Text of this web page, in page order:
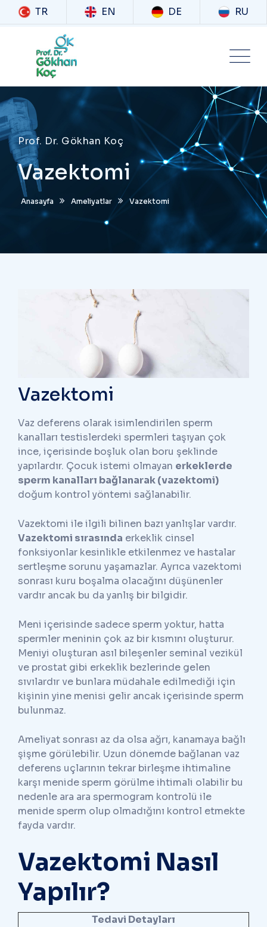
TR EN DE RU
Prof. Dr. Gökhan Koç
Vazektomi
Anasayfa Ameliyatlar Vazektomi
Vazektomi
Vaz deferens olarak isimlendirilen sperm
kanalları testislerdeki spermleri taşıyan çok
ince, içerisinde boşluk olan boru şeklinde
yapılardır. Çocuk istemi olmayan erkeklerde
sperm kanalları bağlanarak (vazektomi)
doğum kontrol yöntemi sağlanabilir.
Vazektomi ile ilgili bilinen bazı yanlışlar vardır.
Vazektomi sırasında erkeklik cinsel
fonksiyonlar kesinlikle etkilenmez ve hastalar
sertleşme sorunu yaşamazlar. Ayrıca vazektomi
sonrası kuru boşalma olacağını düşünenler
vardır ancak bu da yanlış bir bilgidir.
Meni içerisinde sadece sperm yoktur, hatta
spermler meninin çok az bir kısmını oluşturur.
Meniyi oluşturan asıl bileşenler seminal vezikül
ve prostat gibi erkeklik bezlerinde gelen
sıvılardır ve bunlara müdahale edilmediği için
kişinin yine menisi gelir ancak içerisinde sperm
bulunmaz.
Ameliyat sonrası az da olsa ağrı, kanamaya bağlı
şişme görülebilir. Uzun dönemde bağlanan vaz
deferens uçlarının tekrar birleşme ihtimaline
karşı menide sperm görülme ihtimali olabilir bu
nedenle ara ara spermogram kontrolü ile
menide sperm olup olmadığını kontrol etmekte
fayda vardır.
Vazektomi Nasıl
Yapılır?
Tedavi Detayları